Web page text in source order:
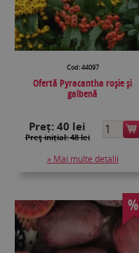
Cod: 44097
Ofertă Pyracantha roșie și
galbenă
Preț:40 lei
Preţ inițial: 48 lei
» Mai multe detalii
%